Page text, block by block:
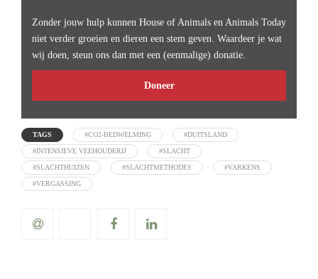
Zonder jouw hulp kunnen House of Animals en Animals Today
niet verder groeien en dieren een stem geven. Waardeer je wat
wij doen, steun ons dan met een (eenmalige) donatie.
Doneer
TAGS #CO2-BEDWELMING #DUITSLAND
#INTENSIEVE VEEHOUDERIJ #SLACHT
#SLACHTHUIZEN #SLACHTMETHODES #VARKENS
#VERGASSING